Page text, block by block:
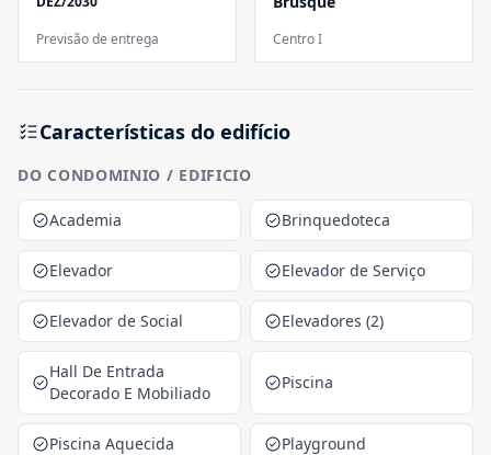
Previsão de entrega
Centro I
Características do edifício
DO CONDOMINIO / EDIFICIO
Academia Brinquedoteca
Elevador Elevador de Serviço
Elevador de Social Elevadores (2)
Hall De Entrada
Decorado E Mobiliado
Piscina
Piscina Aquecida Playground